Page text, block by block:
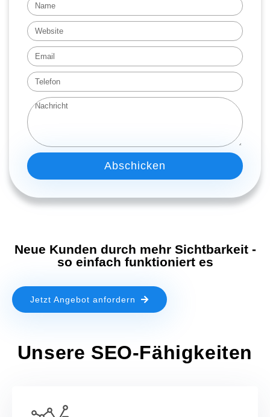
Abschicken
Neue Kunden durch mehr Sichtbarkeit -
so einfach funktioniert es
Jetzt Angebot anfordern
Unsere SEO-Fähigkeiten